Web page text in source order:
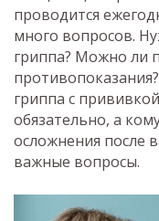
проводится
много вопросов.
гриппа? Можно ли
гриппа с
обязательно, а
осложнения после
важные вопросы.